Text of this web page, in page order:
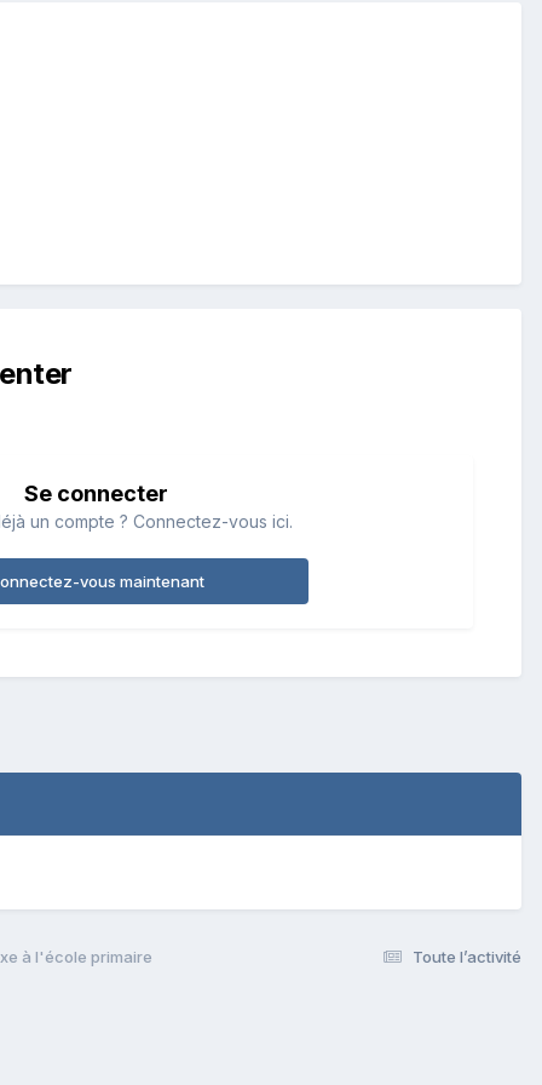
Se connecter
un compte ? Connectez-vous ici.
vous maintenant
Toute l’activité
à l'école primaire